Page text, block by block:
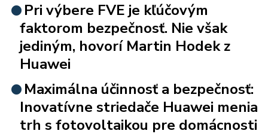
Pri výbere FVE je kľúčovým
faktorom bezpečnosť. Nie však
jediným, hovorí Martin Hodek z
Huawei
Maximálna účinnosť a bezpečnosť:
Inovatívne striedače Huawei menia
trh s fotovoltaikou pre domácnosti